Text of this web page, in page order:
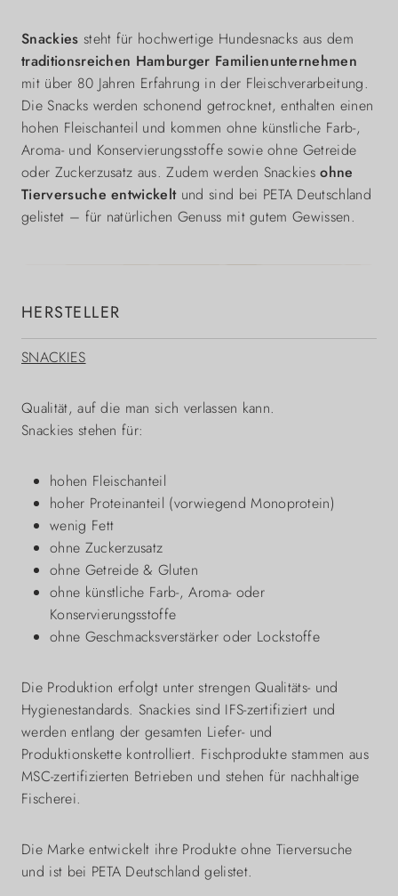
Snackies steht für hochwertige Hundesnacks aus dem
traditionsreichen Hamburger Familienunternehmen
mit über 80 Jahren Erfahrung in der Fleischverarbeitung.
Die Snacks werden schonend getrocknet, enthalten einen
hohen Fleischanteil und kommen ohne künstliche Farb-,
Aroma- und Konservierungsstoffe sowie ohne Getreide
oder Zuckerzusatz aus. Zudem werden Snackiesohne
Tierversuche entwickeltund sind bei PETA Deutschland
gelistet – für natürlichen Genuss mit gutem Gewissen.
HERSTELLER
SNACKIES
Qualität, auf die man sich verlassen kann.
Snackies stehen für:
hohen Fleischanteil
hoher Proteinanteil (vorwiegend Monoprotein)
wenig Fett
ohne Zuckerzusatz
ohne Getreide & Gluten
ohne künstliche Farb-, Aroma- oder
Konservierungsstoffe
ohne Geschmacksverstärker oder Lockstoffe
Die Produktion erfolgt unter strengen Qualitäts- und
Hygienestandards. Snackies sind IFS-zertifiziert und
werden entlang der gesamten Liefer- und
Produktionskette kontrolliert. Fischprodukte stammen aus
MSC-zertifizierten Betrieben und stehen für nachhaltige
Fischerei.
Die Marke entwickelt ihre Produkte ohne Tierversuche
und ist bei PETA Deutschland gelistet.